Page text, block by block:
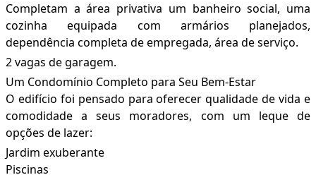
Completam a área privativa um banheiro social, uma
cozinha equipada com armários planejados,
dependência completa de empregada, área de serviço.
2 vagas de garagem.
Um Condomínio Completo para Seu Bem-Estar
O edifício foi pensado para oferecer qualidade de vida e
comodidade a seus moradores, com um leque de
opções de lazer:
Jardim exuberante
Piscinas